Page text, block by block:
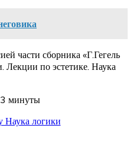
части сборника «Г.Гегель
по эстетике. Наука
минуты